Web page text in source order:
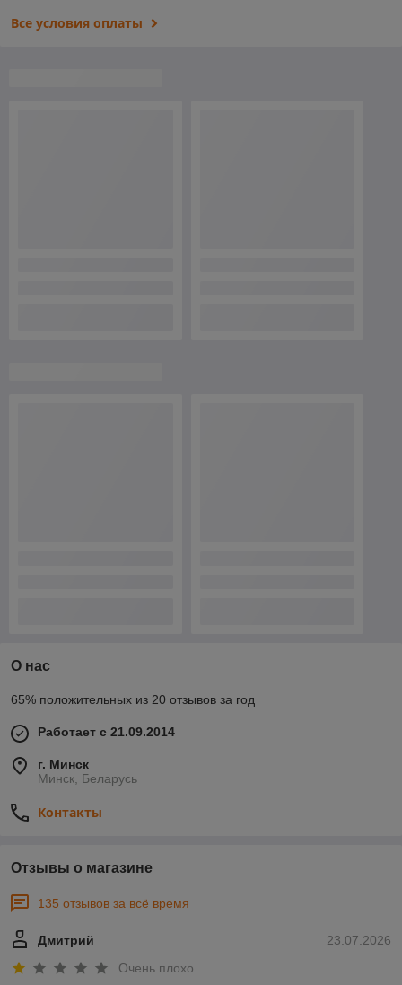
Все условия оплаты
О нас
65% положительных из 20 отзывов за год
Работает с 21.09.2014
г. Минск
Минск, Беларусь
Контакты
Отзывы о магазине
135 отзывов за всё время
23.07.2026
Дмитрий
Очень плохо